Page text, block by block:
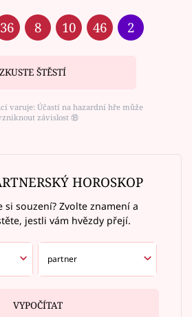
36 8 10 46 2
ZKUSTE ŠTĚSTÍ
varuje: Účastí na hazardní hře může
závislost ⑱
HOROSKOP
si souzení? Zvolte znamení a
jestli vám hvězdy přejí.
VYPOČÍTAT